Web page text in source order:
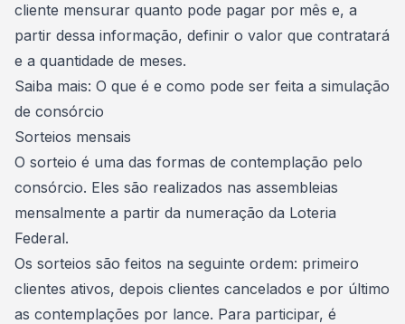
cliente mensurar quanto pode pagar por mês e, a
partir dessa informação, definir o valor que contratará
e a quantidade de meses.
Saiba mais: O que é e como pode ser feita a simulação
de consórcio
Sorteios mensais
O sorteio é uma das formas de contemplação pelo
consórcio. Eles são realizados nas assembleias
mensalmente a partir da numeração da Loteria
Federal.
Os sorteios são feitos na seguinte ordem: primeiro
clientes ativos, depois clientes cancelados e por último
as contemplações por lance. Para participar, é